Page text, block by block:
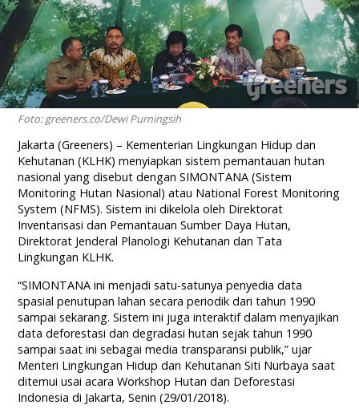
Foto: greeners.co/Dewi Purningsih
Jakarta (Greeners) – Kementerian Lingkungan Hidup dan
Kehutanan (KLHK) menyiapkan sistem pemantauan hutan
nasional yang disebut dengan SIMONTANA (Sistem
Monitoring Hutan Nasional) atau National Forest Monitoring
System (NFMS). Sistem ini dikelola oleh Direktorat
Inventarisasi dan Pemantauan Sumber Daya Hutan,
Direktorat Jenderal Planologi Kehutanan dan Tata
Lingkungan KLHK.
“SIMONTANA ini menjadi satu-satunya penyedia data
spasial penutupan lahan secara periodik dari tahun 1990
sampai sekarang. Sistem ini juga interaktif dalam menyajikan
data deforestasi dan degradasi hutan sejak tahun 1990
sampai saat ini sebagai media transparansi publik,” ujar
Menteri Lingkungan Hidup dan Kehutanan Siti Nurbaya saat
ditemui usai acara Workshop Hutan dan Deforestasi
Indonesia di Jakarta, Senin (29/01/2018).